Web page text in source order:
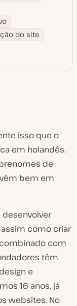
do site
isso que o
em holandês.
de
bem em
como criar
com
têm
e
16 anos, já
websites. No